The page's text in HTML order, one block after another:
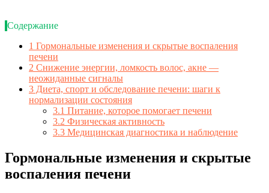
Содержание
1 Гормональные изменения и скрытые воспаления
печени
2 Снижение энергии, ломкость волос, акне —
неожиданные сигналы
3 Диета, спорт и обследование печени: шаги к
нормализации состояния
3.1 Питание, которое помогает печени
3.2 Физическая активность
3.3 Медицинская диагностика и наблюдение
Гормональные изменения и скрытые
воспаления печени